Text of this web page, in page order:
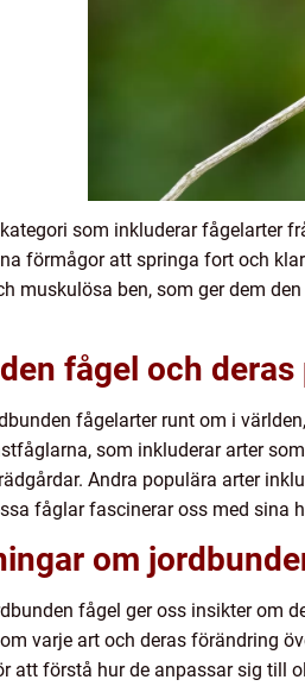
som inkluderar fågelarter
förmågor att springa fort och
muskulösa ben, som ger dem
fågel och
fågelarter runt om i
som inkluderar arter
Andra populära arter
fåglar fascinerar oss med sina
om
fågel ger oss insikter om
varje art och deras förändring
att förstå hur de anpassar sig till